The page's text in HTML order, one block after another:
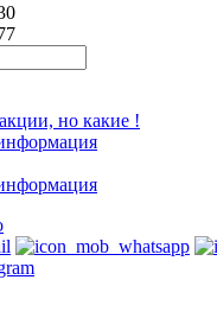
но какие !